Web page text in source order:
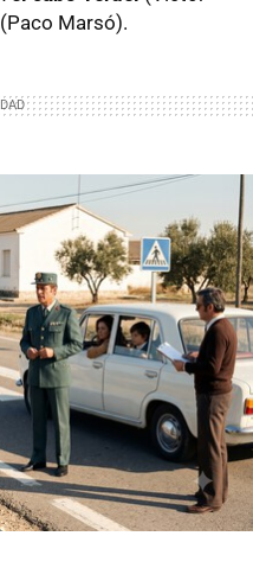
(Paco Marsó).